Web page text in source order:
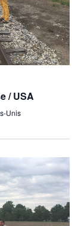
/ USA
Unis